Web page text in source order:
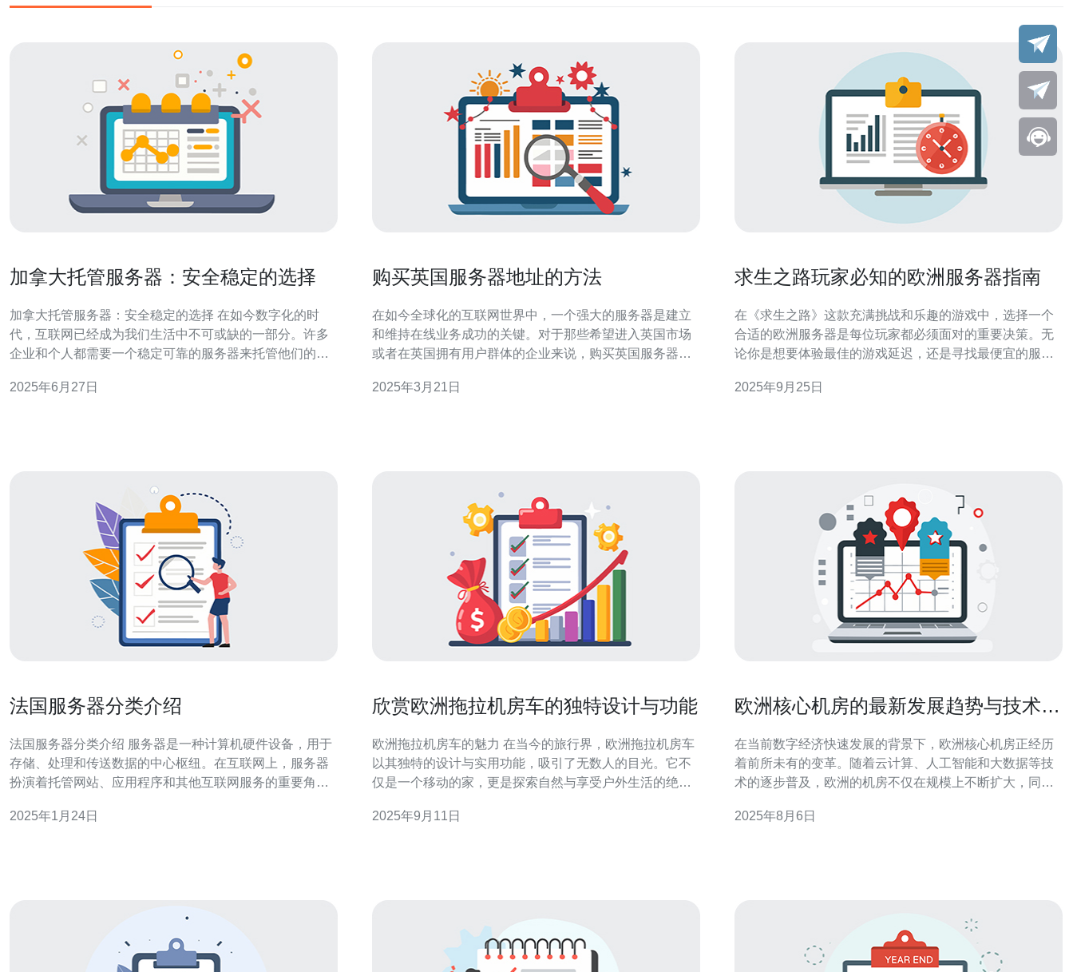
加拿大托管服务器：安全稳定的选择
加拿大托管服务器：安全稳定的选择 在如今数字化的时
代，互联网已经成为我们生活中不可或缺的一部分。许多
企业和个人都需要一个稳定可靠的服务器来托管他们的网
健全、网络安全意识强的国家，其托管服务器成为了许多
2025年6月27日
购买英国服务器地址的方法
在如今全球化的互联网世界中，一个强大的服务器是建立
和维持在线业务成功的关键。对于那些希望进入英国市场
或者在英国拥有用户群体的企业来说，购买英国服务器地
方法，帮助您选择最适合您需求的服务器。 在购买英国服
2025年3月21日
求生之路玩家必知的欧洲服务器指南
在《求生之路》这款充满挑战和乐趣的游戏中，选择一个
合适的欧洲服务器是每位玩家都必须面对的重要决策。无
论你是想要体验最佳的游戏延迟，还是寻找最便宜的服务
获得更佳的体验。 为什么选择欧洲服务器？ 对于身处欧洲
2025年9月25日
法国服务器分类介绍
法国服务器分类介绍 服务器是一种计算机硬件设备，用于
存储、处理和传送数据的中心枢纽。在互联网上，服务器
扮演着托管网站、应用程序和其他互联网服务的重要角
势： 地理位置优越：法国位于欧洲中心，与其他国家和地
2025年1月24日
欣赏欧洲拖拉机房车的独特设计与功能
欧洲拖拉机房车的魅力 在当今的旅行界，欧洲拖拉机房车
以其独特的设计与实用功能，吸引了无数人的目光。它不
仅是一个移动的家，更是探索自然与享受户外生活的绝佳
析： 1. 设计灵活性：欧洲拖拉机房车的设计灵活多变，能
2025年9月11日
欧洲核心机房的最新发展趋势与技术革
在当前数字经济快速发展的背景下，欧洲核心机房正经历
着前所未有的变革。随着云计算、人工智能和大数据等技
术的逐步普及，欧洲的机房不仅在规模上不断扩大，同时
最新发展趋势，分析其在服务器行业中的应用及影响。 发
2025年8月6日